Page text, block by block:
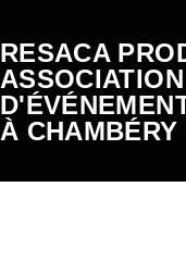
RESACA
À